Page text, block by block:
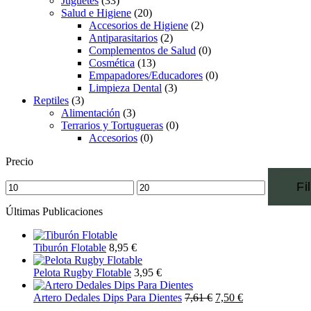
Salud e Higiene (20)
Accesorios de Higiene (2)
Antiparasitarios (2)
Complementos de Salud (0)
Cosmética (13)
Empapadores/Educadores (0)
Limpieza Dental (3)
Reptiles (3)
Alimentación (3)
Terrarios y Tortugueras (0)
Accesorios (0)
Precio
Últimas Publicaciones
Tiburón Flotable 8,95 €
Pelota Rugby Flotable 3,95 €
Artero Dedales Dips Para Dientes 7,61€ 7,50 €